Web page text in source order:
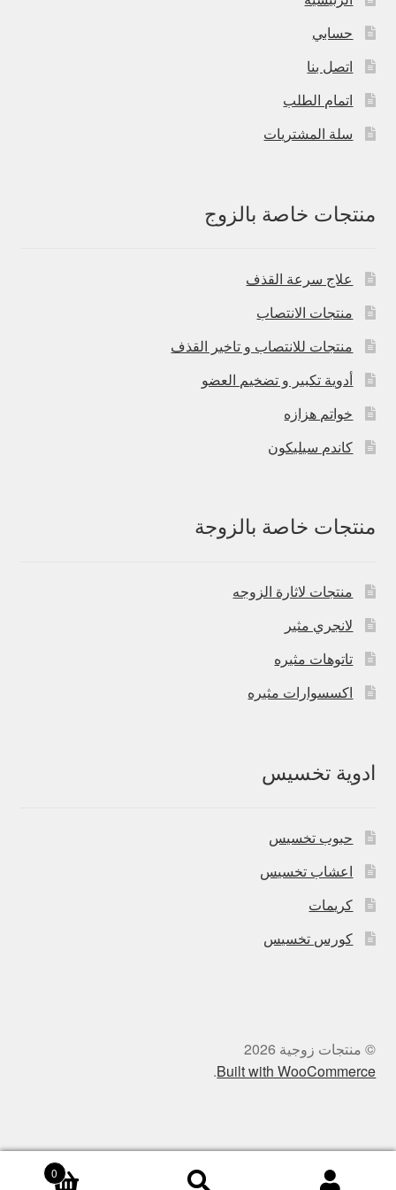
حسابي
اتصل بنا
اتمام الطلب
سلة المشتريات
منتجات خاصة بالزوج
علاج سرعة القذف
منتجات الانتصاب
منتجات للانتصاب و تاخير القذف
أدوية تكبير و تضخيم العضو
خواتم هزازه
كاندم سيليكون
منتجات خاصة بالزوجة
منتجات لاثارة الزوجه
لانجري مثير
تاتوهات مثيره
اكسسوارات مثيره
ادوية تخسيس
حبوب تخسيس
اعشاب تخسيس
كريمات
كورس تخسيس
© منتجات زوجية 2026
Built with WooCommerce
.
0